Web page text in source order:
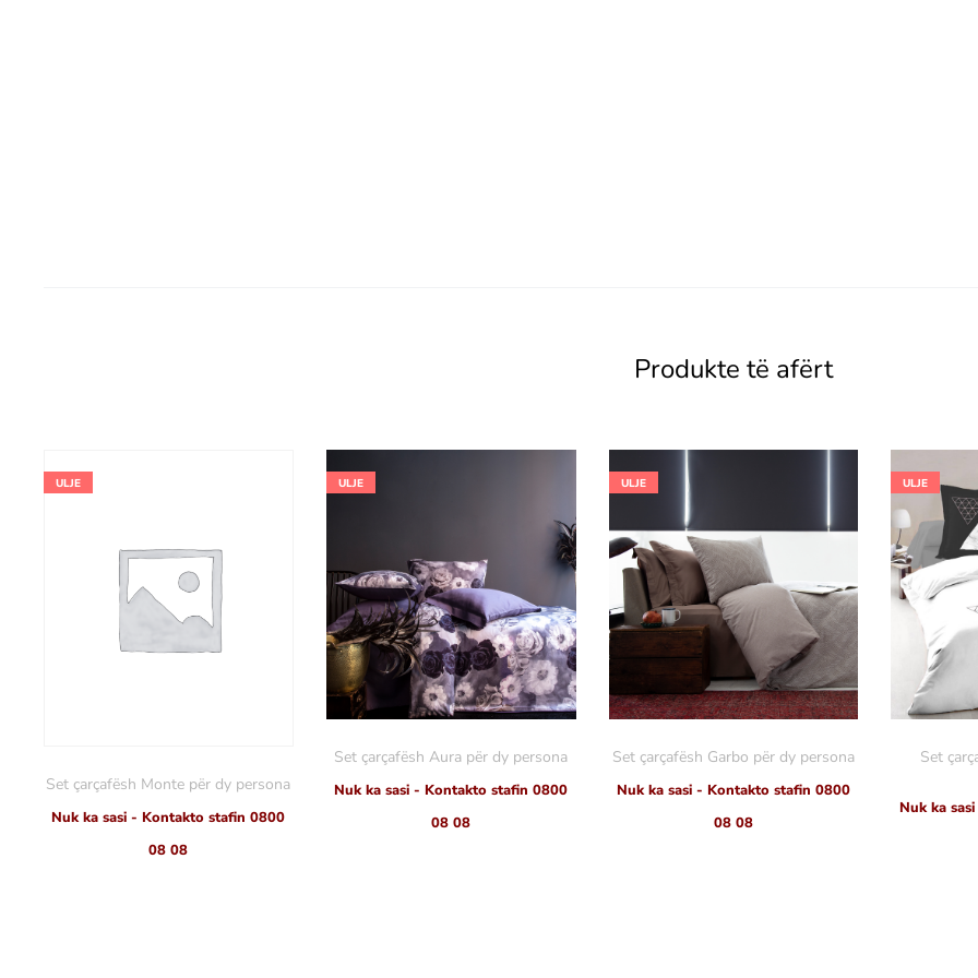
Produkte të afërt
ULJE
Set çarçafësh Monte për dy persona
Nuk ka sasi - Kontakto stafin 0800
08 08
ULJE
Set çarçafësh Aura për dy persona
Nuk ka sasi - Kontakto stafin 0800
08 08
ULJE
Set çarçafësh Garbo për dy persona
Nuk ka sasi - Kontakto stafin 0800
08 08
ULJE
Set
Nuk ka